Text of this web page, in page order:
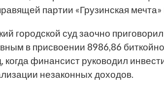
партии «Грузинская
городской суд заочно
в присвоении 8986,86
когда финансист руководил
незаконных доходов.